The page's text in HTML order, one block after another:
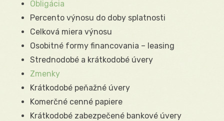
Obligácia
Percento výnosu do doby splatnosti
Celková miera výnosu
Osobitné formy financovania – leasing
Strednodobé a krátkodobé úvery
Zmenky
Krátkodobé peňažné úvery
Komerčné cenné papiere
Krátkodobé zabezpečené bankové úvery